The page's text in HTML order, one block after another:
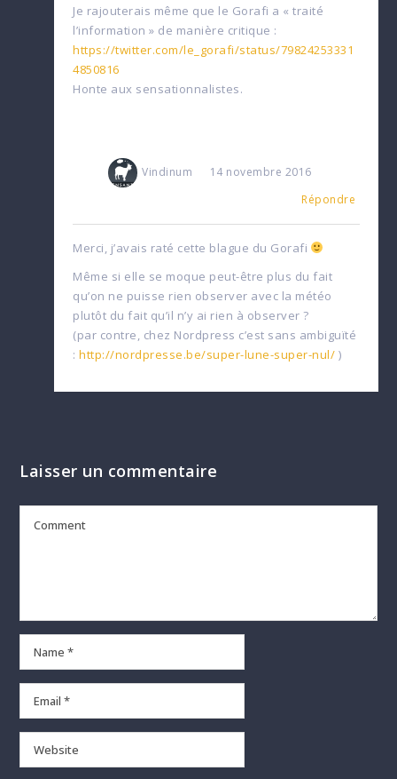
Je rajouterais même que le Gorafi a « traité
l’information » de manière critique :
https://twitter.com/le_gorafi/status/79824253331
4850816
Honte aux sensationnalistes.
Vindinum
14 novembre 2016
Répondre
Merci, j’avais raté cette blague du Gorafi
Même si elle se moque peut-être plus du fait
qu’on ne puisse rien observer avec la météo
plutôt du fait qu’il n’y ai rien à observer ?
(par contre, chez Nordpress c’est sans ambiguïté
: http://nordpresse.be/super-lune-super-nul/ )
Laisser un commentaire